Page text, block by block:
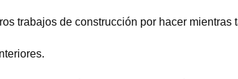
trabajos de construcción por hacer